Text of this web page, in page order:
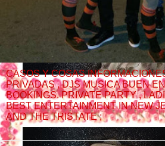
CASOS Y COSAS
PRIVADAS , DJS MUSICA BUEN
BOOKINGS. PRIVATE PARTY ,
BEST ENTERTAINMENT IN NEW
AND THE TRISTATE ;